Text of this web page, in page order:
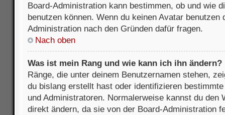
Board-Administration kann bestimmen, ob und wie
benutzen können. Wenn du keinen Avatar
Administration nach den Gründen dafür fragen.
Nach oben
Was ist mein Rang und wie kann ich ihn ändern?
Ränge, die unter deinem Benutzernamen stehen,
du bislang erstellt hast oder identifizieren
und Administratoren. Normalerweise kannst du den
direkt ändern, da sie von der Board-Administration